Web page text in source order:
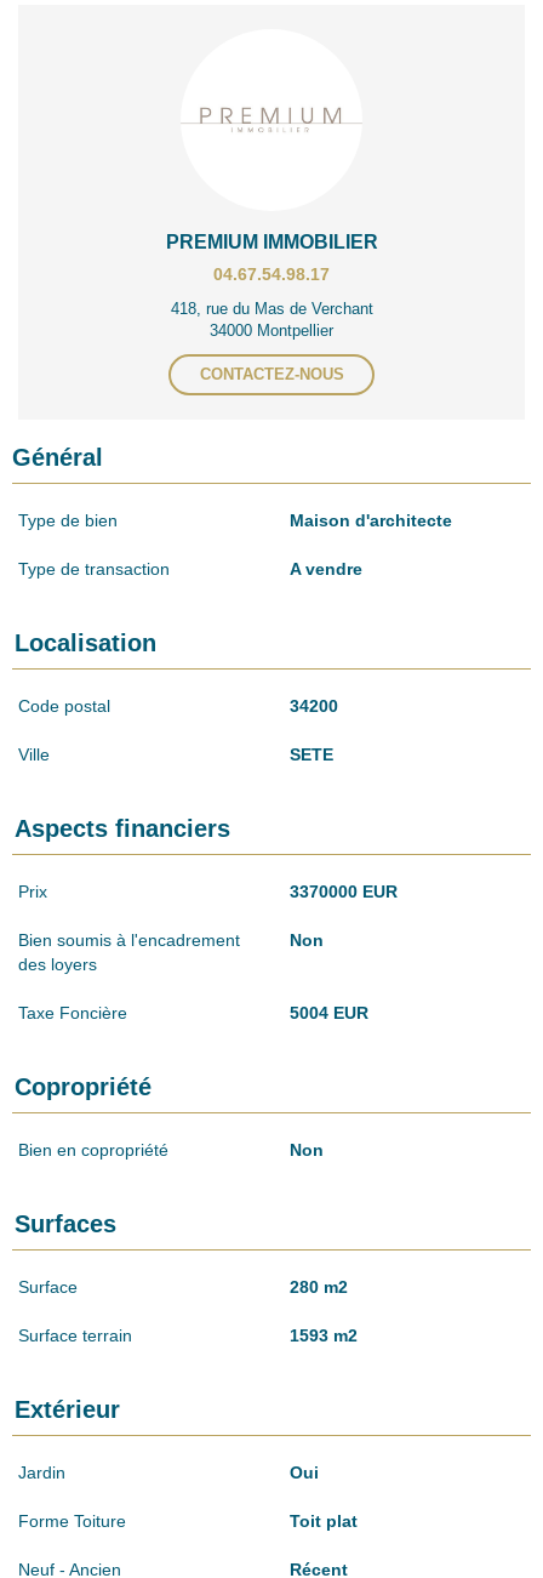
PREMIUM IMMOBILIER
04.67.54.98.17
418, rue du Mas de Verchant
34000 Montpellier
CONTACTEZ-NOUS
Général
Type de bien Maison d'architecte
Type de transaction A vendre
Localisation
Code postal 34200
Ville SETE
Aspects financiers
Prix 3370000 EUR
Bien soumis à l'encadrement
des loyers
Non
Taxe Foncière 5004 EUR
Copropriété
Bien en copropriété Non
Surfaces
Surface 280 m2
Surface terrain 1593 m2
Extérieur
Jardin Oui
Forme Toiture Toit plat
Neuf - Ancien Récent